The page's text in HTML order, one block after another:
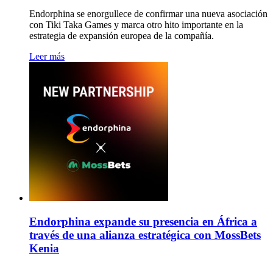
Endorphina se enorgullece de confirmar una nueva asociación
con Tiki Taka Games y marca otro hito importante en la
estrategia de expansión europea de la compañía.
Leer más
Endorphina expande su presencia en África a
través de una alianza estratégica con MossBets
Kenia